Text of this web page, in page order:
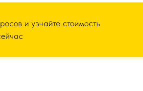
и узнайте стоимость